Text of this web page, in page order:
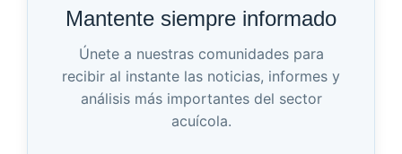
Mantente siempre informado
Únete a nuestras comunidades para
recibir al instante las noticias, informes y
análisis más importantes del sector
acuícola.